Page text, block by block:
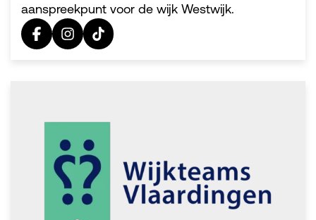
aanspreekpunt voor de wijk Westwijk.